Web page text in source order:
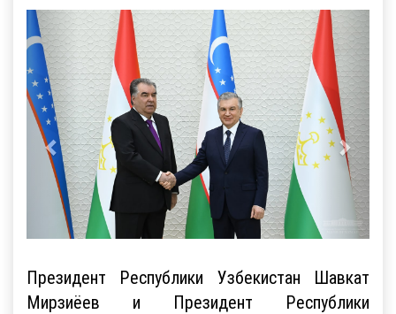
Президент Республики Узбекистан Шавкат
Мирзиёев и Президент Республики